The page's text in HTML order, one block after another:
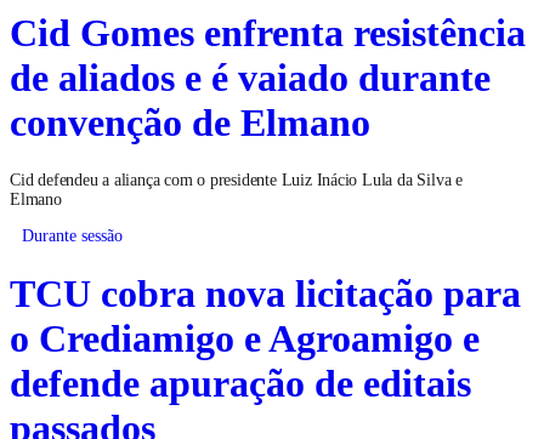
Cid Gomes enfrenta resistência
de aliados e é vaiado durante
convenção de Elmano
Cid defendeu a aliança com o presidente Luiz Inácio Lula da Silva e
Elmano
Durante sessão
TCU cobra nova licitação para
o Crediamigo e Agroamigo e
defende apuração de editais
passados